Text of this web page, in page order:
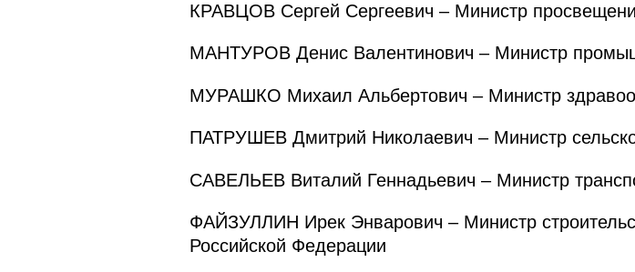
КРАВЦОВ Сергей Сергеевич – Министр
МАНТУРОВ Денис Валентинович – Министр
МУРАШКО Михаил Альбертович – Министр
ПАТРУШЕВ Дмитрий Николаевич – Министр
САВЕЛЬЕВ Виталий Геннадьевич – Министр
ФАЙЗУЛЛИН Ирек Энварович – Министр
Российской Федерации